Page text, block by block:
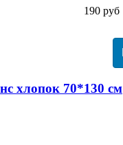
190 руб
хлопок 70*130 см